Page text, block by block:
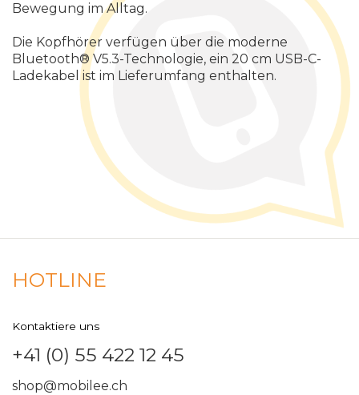
Bewegung im Alltag.
Die Kopfhörer verfügen über die moderne
Bluetooth® V5.3-Technologie, ein 20 cm USB-C-
Ladekabel ist im Lieferumfang enthalten.
HOTLINE
Kontaktiere uns
+41 (0) 55 422 12 45
shop@mobilee.ch